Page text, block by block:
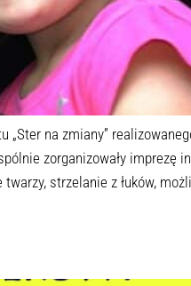
„Ster na zmiany”
zorganizowały imprezę
strzelanie z łuków,